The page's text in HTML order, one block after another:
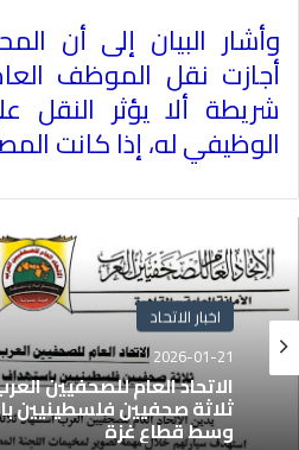
وأشار البيان إلى أن
أجازت نقل الموظف
شريطة ألا يؤثر النقل
الوظيفي له، إذا كانت
اخبار الاتحاد
2026-01-21
الاتحاد العام للصحفيين
ثلاثة صحفيين فلسطينيين
وسط قطاع غزة